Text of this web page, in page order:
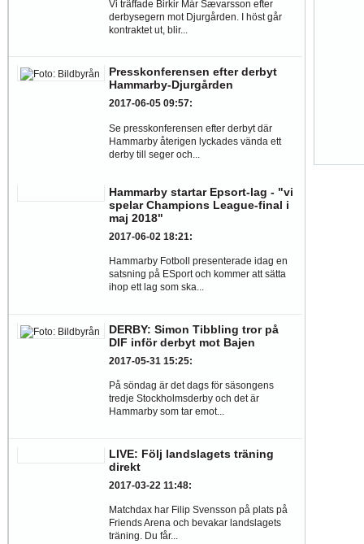
Vi träffade Birkir Már Sævarsson efter
derbysegern mot Djurgården. I höst går
kontraktet ut, blir...
Presskonferensen efter derbyt
Hammarby-Djurgården
2017-06-05 09:57:
Se presskonferensen efter derbyt där
Hammarby återigen lyckades vända ett
derby till seger och...
Hammarby startar Epsort-lag - "vi
spelar Champions League-final i
maj 2018"
2017-06-02 18:21:
Hammarby Fotboll presenterade idag en
satsning på ESport och kommer att sätta
ihop ett lag som ska...
DERBY: Simon Tibbling tror på
DIF inför derbyt mot Bajen
2017-05-31 15:25:
På söndag är det dags för säsongens
tredje Stockholmsderby och det är
Hammarby som tar emot...
LIVE: Följ landslagets träning
direkt
2017-03-22 11:48:
Matchdax har Filip Svensson på plats på
Friends Arena och bevakar landslagets
träning. Du får...